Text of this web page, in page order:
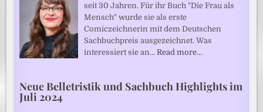
seit 30 Jahren. Für ihr Buch "Die Frau als
Mensch" wurde sie als erste
Comiczeichnerin mit dem Deutschen
Sachbuchpreis ausgezeichnet. Was
interessiert sie an…Read more…
Neue Belletristik und Sachbuch Highlights im
Juli 2024